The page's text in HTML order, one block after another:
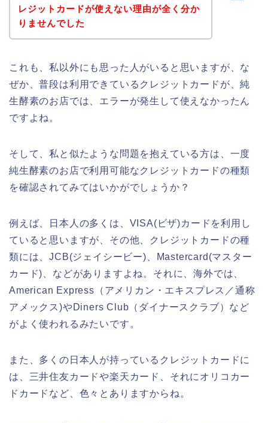
レジットカードが使えない理由が全く分か
りませんでした
これも、私以外にも思った人がいると思いますが、な
ぜか、普段は利用できているクレジットカードが、純
生酵素のお店では、エラーが発生して使えなかったん
ですよね。
そして、私と似たような問題を抱えている方は、一度
純生酵素のお店で利用可能なクレジットカードの種類
を確認されてみてはいかがでしょうか？
例えば、日本人の多くは、VISA(ビザ)カードを利用し
ていると思いますが、その他、クレジットカードの種
類には、JCB(ジェイシービー)、Mastercard(マスター
カード)、などがありますよね。それに、海外では、
American Express（アメリカン・エキスプレス／通称
アメックス)やDiners Club（ダイナースクラブ）など
がよく使われるみたいです。
また、多くの日本人が持っているクレジットカードに
は、三井住友カードや楽天カード、それにオリコカー
ドカードなど、色々とありますからね。